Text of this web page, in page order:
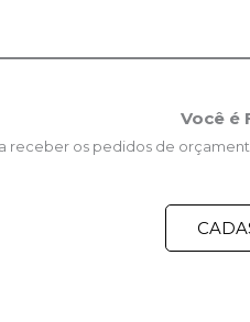
Você é
receber os pedidos de